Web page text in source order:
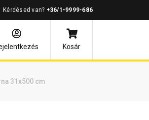
Kérdésed van? +36/1-9999-686
Kosár
31x500 cm
cikkek